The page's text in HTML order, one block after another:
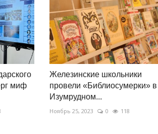
миф
Железинские школьники
провели «Библиосумерки» в
Изумрудном...
Ноябрь 25, 2023 0 118